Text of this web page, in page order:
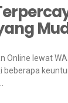
WA terpercaya
beberapa